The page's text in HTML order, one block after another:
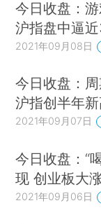
今日收盘：
沪指盘中逼
2021年09月08日
今日收盘：周
沪指创半年
2021年09月07日
今日收盘：“
现 创业板大
2021年09月06日